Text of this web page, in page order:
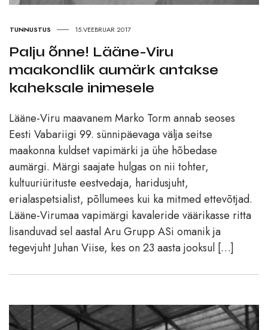
TUNNUSTUS 15.VEEBRUAR 2017
Palju õnne! Lääne-Viru
maakondlik aumärk antakse
kaheksale inimesele
Lääne-Viru maavanem Marko Torm annab seoses
Eesti Vabariigi 99. sünnipäevaga välja seitse
maakonna kuldset vapimärki ja ühe hõbedase
aumärgi. Märgi saajate hulgas on nii tohter,
kultuuriürituste eestvedaja, haridusjuht,
erialaspetsialist, põllumees kui ka mitmed ettevõtjad.
Lääne-Virumaa vapimärgi kavaleride väärikasse ritta
lisanduvad sel aastal Aru Grupp ASi omanik ja
tegevjuht Juhan Viise, kes on 23 aasta jooksul […]